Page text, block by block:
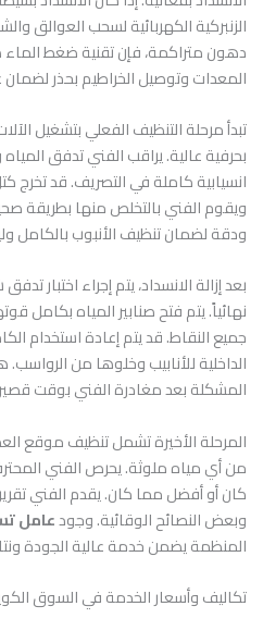
الزنبركية الكهربائية لسحب العوالق
دهون متراكمة، فإن تقنية ضغط الماء
المعدات وتوصيل الخراطيم بحذر لضمان
تبدأ مرحلة التنظيف الفعلي بتشغيل
بحرفية عالية. يراقب الفني تدفق
انسيابية كاملة في التصريف. قد تخرج
ويقوم الفني بالتخلص منها بطريقة
ودقة لضمان تنظيف الأنبوب بالكامل
بعد إزالة الانسداد، يتم إجراء اختبار
نهائياً. يتم فتح صنابير المياه بكامل
جميع النقاط. قد يتم إعادة استخدام
الداخلية للأنابيب وخلوها من
المشكلة بعد مغادرة الفني بوقت
المرحلة الأخيرة تشمل تنظيف موقع
من أي مياه ملوثة. يحرص الفني
كان أو أفضل مما كان. يقدم الفني
وبعض النصائح الوقائية. وجودعامل
المنظمة يضمن خدمة عالية الجودة
تكاليف وأسعار الخدمة في السوق